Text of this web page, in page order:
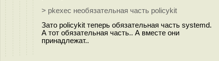
> pkexec необязательная часть policykit
Зато policykit теперь обязательная часть systemd.
А тот обязательная часть.. А вместе они
принадлежат..